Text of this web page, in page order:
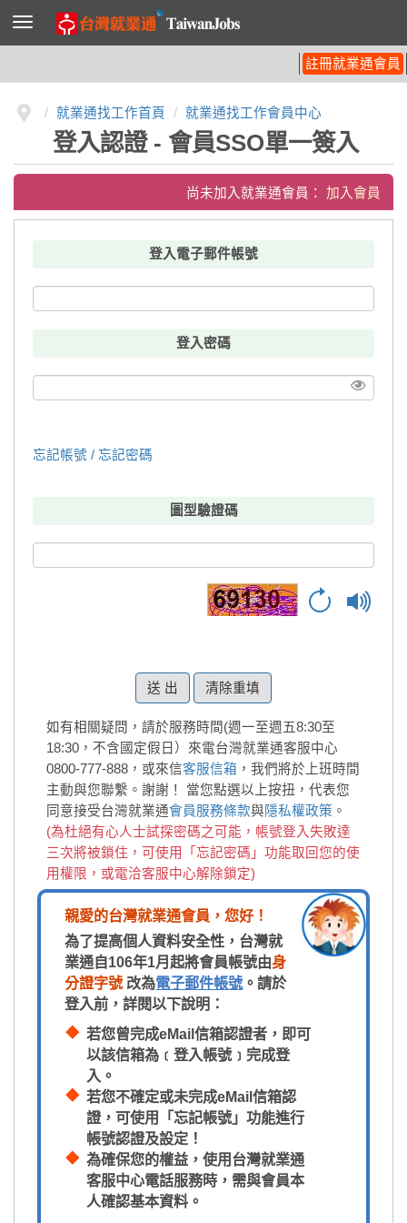
導
列
註冊就業通會員
就業通找工作首頁 就業通找工作會員中心
登入認證 - 會員SSO單一簽入
尚未加入就業通會員： 加入會員
登入電子郵件帳號
登入密碼
忘記帳號 / 忘記密碼
圖型驗證碼
清除重填
如有相關疑問，請於服務時間(週一至週五8:30至
18:30，不含國定假日）來電台灣就業通客服中心
0800-777-888，或來信客服信箱 ，我們將於上班時間
主動與您聯繫。謝謝！
當您點選以上按扭，代表您
同意接受台灣就業通會員服務條款與隱私權政策 。
(為杜絕有心人士試探密碼之可能，帳號登入失敗達
三次將被鎖住，可使用「忘記密碼」功能取回您的使
用權限，或電洽客服中心解除鎖定)
親愛的台灣就業通會員，您好！
為了提高個人資料安全性，台灣就
業通自106年1月起將會員帳號由身
分證字號改為電子郵件帳號 。請於
登入前，詳閱以下說明：
若您曾完成eMail信箱認證者，即可
以該信箱為﹝登入帳號﹞完成登
入。
若您不確定或未完成eMail信箱認
證，可使用「忘記帳號」功能進行
帳號認證及設定！
為確保您的權益，使用台灣就業通
客服中心電話服務時，需與會員本
人確認基本資料。